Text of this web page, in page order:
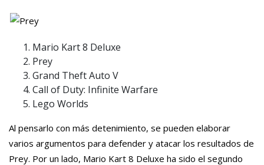
Mario Kart 8 Deluxe
Prey
Grand Theft Auto V
Call of Duty: Infinite Warfare
Lego Worlds
Al pensarlo con más detenimiento, se pueden elaborar
varios argumentos para defender y atacar los resultados de
Prey. Por un lado, Mario Kart 8 Deluxe ha sido el segundo